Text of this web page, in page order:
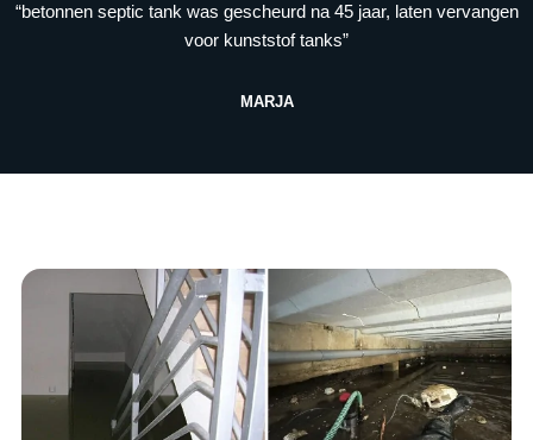
“betonnen septic tank was gescheurd na 45 jaar, laten vervangen
voor kunststof tanks”
MARJA